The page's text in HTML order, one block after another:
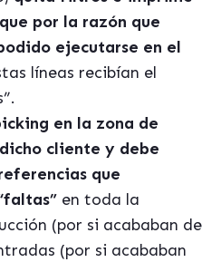
por la razón que
ejecutarse en el
líneas recibían el
en la zona de
cliente y debe
que
en toda la
(por si acababan de
(por si acababan